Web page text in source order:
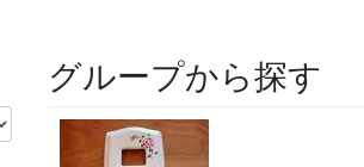
グループから探す